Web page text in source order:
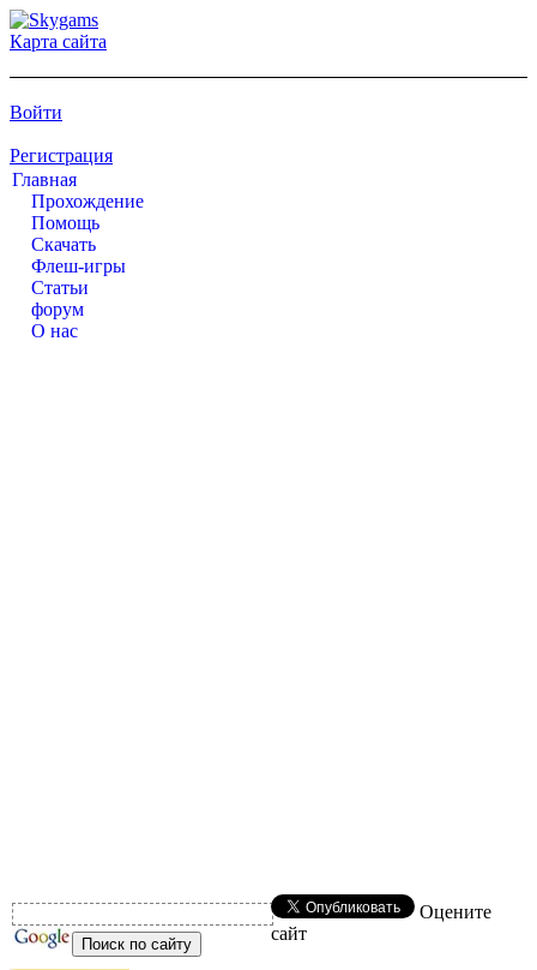
Карта сайта
Войти
Регистрация
Главная
Прохождение
Помощь
Cкачать
Флеш-игры
Статьи
форум
О нас
Оцените
сайт